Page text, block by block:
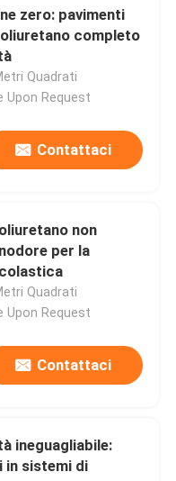
zero: pavimenti
completo
Quadrati
Upon Request
Contattaci
non
per la
Quadrati
Upon Request
Contattaci
ineguagliabile:
in sistemi di